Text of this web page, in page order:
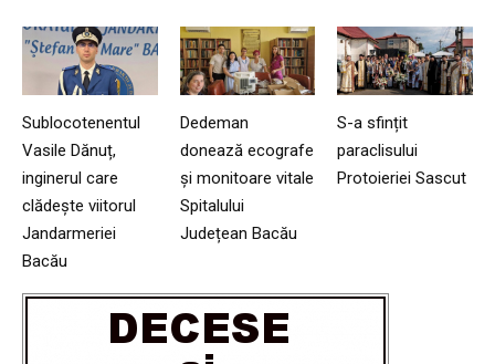
Sublocotenentul
Vasile Dănuț,
inginerul care
clădește viitorul
Jandarmeriei
Bacău
Dedeman
donează ecografe
și monitoare vitale
Spitalului
Județean Bacău
S-a sfințit
paraclisului
Protoieriei Sascut